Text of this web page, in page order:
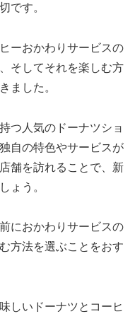
です。
ーおかわりサービスの
そしてそれを楽しむ方
ました。
つ人気のドーナツショ
自の特色やサービスが
舗を訪れることで、新
ょう。
におかわりサービスの
方法を選ぶことをおす
しいドーナツとコーヒ